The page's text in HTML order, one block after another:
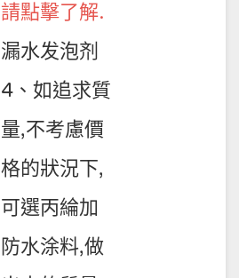
請點擊了解.
漏水发泡剂
4、如追求質
量,不考慮價
格的狀況下,
可選丙綸加
防水涂料,做